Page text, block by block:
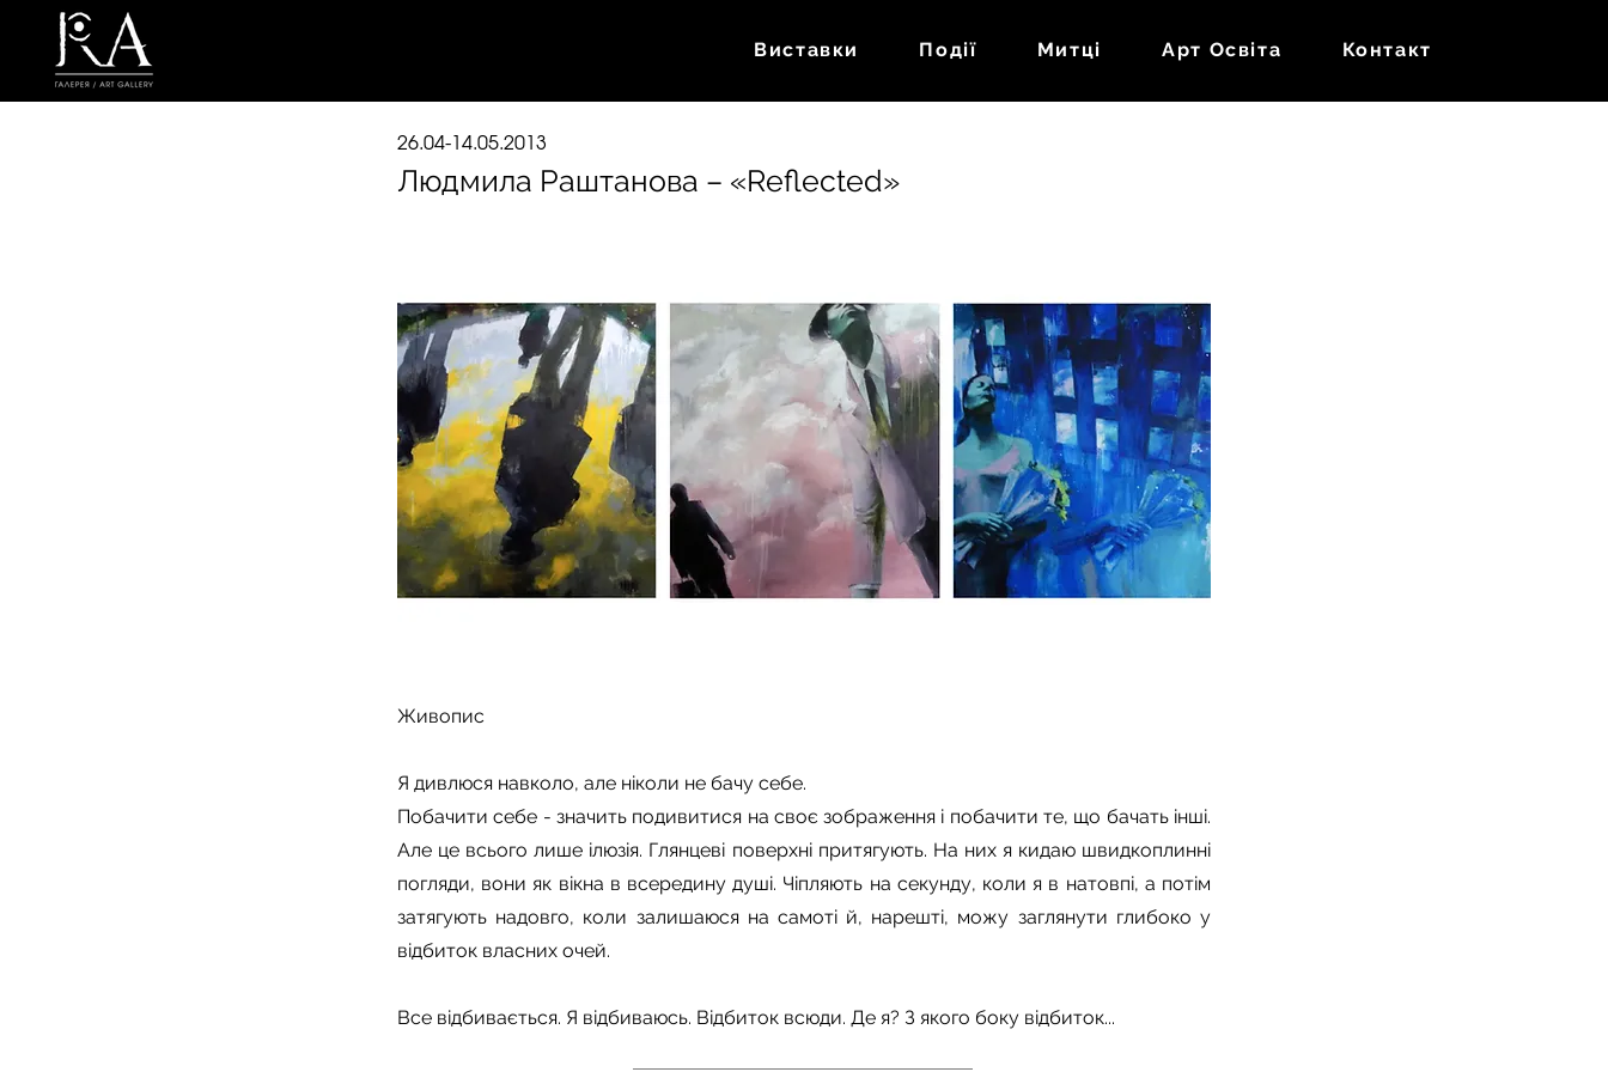
Виставки Події Митці Арт Oсвіта Контакт
26.04-14.05.2013
Людмила Раштанова – «Reflected»
Живопис
Я дивлюся навколо, але ніколи не бачу себе.
Побачити себе - значить подивитися на своє зображення і побачити те, що бачать інші.
Але це всього лише ілюзія. Глянцеві поверхні притягують. На них я кидаю швидкоплинні
погляди, вони як вікна в всередину душі. Чіпляють на секунду, коли я в натовпі, а потім
затягують надовго, коли залишаюся на самоті й, нарешті, можу заглянути глибоко у
відбиток власних очей.
Все відбивається. Я відбиваюсь. Відбиток всюди. Де я? З якого боку відбиток...